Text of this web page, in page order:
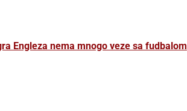
Engleza nema mnogo veze sa fudbalom